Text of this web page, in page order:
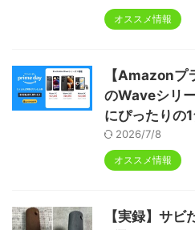
オススメ情報
【Amazon
のWaveシリ
にぴったりの
2026/7/8
オススメ情報
【実録】サ